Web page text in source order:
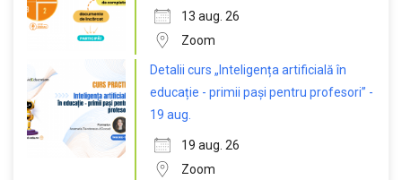
13 aug. 26
Zoom
Detalii curs „Inteligența artificială în
educație - primii pași pentru profesori” -
19 aug.
19 aug. 26
Zoom